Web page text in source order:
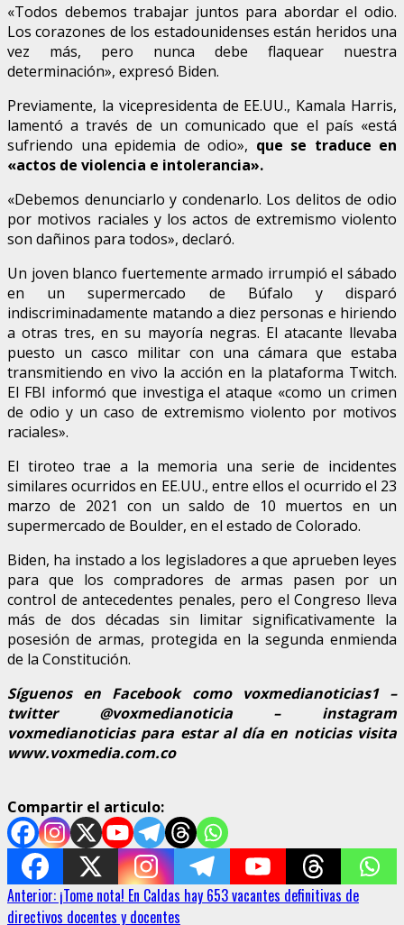
«Todos debemos trabajar juntos para abordar el odio.
Los corazones de los estadounidenses están heridos una
vez más, pero nunca debe flaquear nuestra
determinación», expresó Biden.
Previamente, la vicepresidenta de EE.UU., Kamala Harris,
lamentó a través de un comunicado que el país «está
sufriendo una epidemia de odio», que se traduce en
«actos de violencia e intolerancia».
«Debemos denunciarlo y condenarlo. Los delitos de odio
por motivos raciales y los actos de extremismo violento
son dañinos para todos», declaró.
Un joven blanco fuertemente armado irrumpió el sábado
en un supermercado de Búfalo y disparó
indiscriminadamente matando a diez personas e hiriendo
a otras tres, en su mayoría negras. El atacante llevaba
puesto un casco militar con una cámara que estaba
transmitiendo en vivo la acción en la plataforma Twitch.
El FBI informó que investiga el ataque «como un crimen
de odio y un caso de extremismo violento por motivos
raciales».
El tiroteo trae a la memoria una serie de incidentes
similares ocurridos en EE.UU., entre ellos el ocurrido el 23
marzo de 2021 con un saldo de 10 muertos en un
supermercado de Boulder, en el estado de Colorado.
Biden, ha instado a los legisladores a que aprueben leyes
para que los compradores de armas pasen por un
control de antecedentes penales, pero el Congreso lleva
más de dos décadas sin limitar significativamente la
posesión de armas, protegida en la segunda enmienda
de la Constitución.
Síguenos en Facebook como voxmedianoticias1 –
twitter @voxmedianoticia – instagram
voxmedianoticias para estar al día en noticias visita
www.voxmedia.com.co
Compartir el articulo:
Sigue
Anterior: ¡Tome nota! En Caldas hay 653 vacantes definitivas de
directivos docentes y docentes